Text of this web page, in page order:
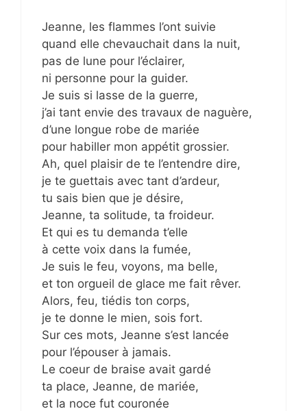
Jeanne, les flammes l’ont suivie
quand elle chevauchait dans la nuit,
pas de lune pour l’éclairer,
ni personne pour la guider.
Je suis si lasse de la guerre,
j’ai tant envie des travaux de naguère,
d’une longue robe de mariée
pour habiller mon appétit grossier.
Ah, quel plaisir de te l’entendre dire,
je te guettais avec tant d’ardeur,
tu sais bien que je désire,
Jeanne, ta solitude, ta froideur.
Et qui es tu demanda t’elle
à cette voix dans la fumée,
Je suis le feu, voyons, ma belle,
et ton orgueil de glace me fait rêver.
Alors, feu, tiédis ton corps,
je te donne le mien, sois fort.
Sur ces mots, Jeanne s’est lancée
pour l’épouser à jamais.
Le coeur de braise avait gardé
ta place, Jeanne, de mariée,
et la noce fut couronée